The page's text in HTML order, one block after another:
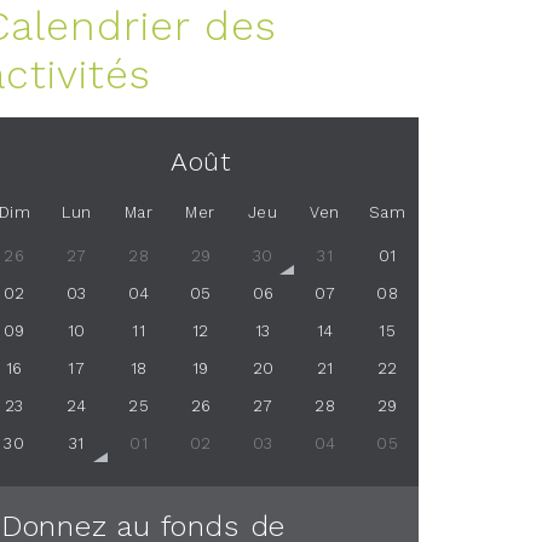
des
Août
Lun Mar Mer Jeu Ven Sam
26 27 28 29 30 31 01
02 03 04 05 06 07 08
09 10 11 12 13 14 15
16 17 18 19 20 21 22
23 24 25 26 27 28 29
30 31 01 02 03 04 05
Donnez au fonds de